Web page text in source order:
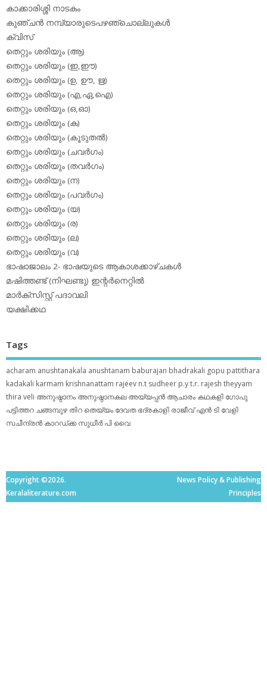
കാക്കാരിശ്ശി നാടകം
കുഞ്ചന്‍ നമ്പ്യാരുടെപഴഞ്ചൊല്ലുകള്‍
ക്വിസ്
തെറ്റും ശരിയും (ആ)
തെറ്റും ശരിയും (ഇ,ഈ)
തെറ്റും ശരിയും (ഉ, ഊ, ഋ)
തെറ്റും ശരിയും (എ,ഏ,ഐ)
തെറ്റും ശരിയും (ഒ,ഓ)
തെറ്റും ശരിയും (ക)
തെറ്റും ശരിയും (കൂടുതല്‍)
തെറ്റും ശരിയും (ചവര്‍ഗം)
തെറ്റും ശരിയും (തവര്‍ഗം)
തെറ്റും ശരിയും (ന)
തെറ്റും ശരിയും (പവര്‍ഗം)
തെറ്റും ശരിയും (യ)
തെറ്റും ശരിയും (ര)
തെറ്റും ശരിയും (ല)
തെറ്റും ശരിയും (വ)
ഭാഷാജാലം 2- ഭാഷയുടെ ആകാശക്കാഴ്ചകള്‍
മഷിത്തണ്ട് (നിഘണ്ടു) ഇന്റര്‍നെറ്റില്‍
മാര്‍ക്‌സിസ്റ്റ് പദാവലി
യക്ഷിക്കഥ
Tags
acharam anushtanakala anushtanam baburajan bhadrakali gopu pattithara
kadakali karmam krishnanattam rajeev n.t sudheer p.yt.r. rajesh theyyam
thira veli അനുഷ്ഠാനം അനുഷ്ഠാനകല അയ്യപ്പന്‍ ആചാരം കഥകളി ഗോപു
പട്ടിത്തറ ചങ്ങമ്പുഴ തിറ തെയ്യം ദേവത ഭദ്രകാളി രാജീവ് എൻ ടി വേളി
സചീന്ദ്രന്‍ കാറഡ്ക്ക സുധീര്‍ പി വൈ
Copyright ©2026.
Keralaliterature.com
News Policy & Publishing
Principles